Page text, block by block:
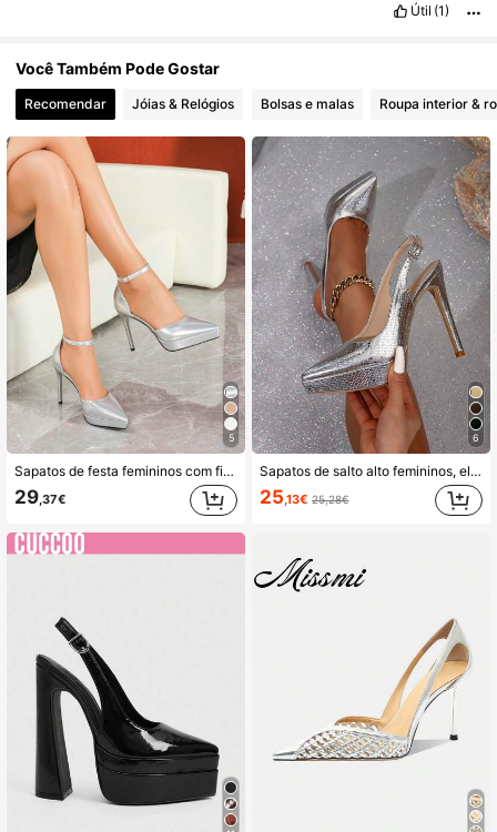
Útil (1)
Você Também Pode Gostar
Recomendar Jóias & Relógios Bolsas e malas Roupa interior &
5
Sapatos de festa femininos com fivela decorativa, estilo balada, salto plataforma.
29,37€
6
Sapatos de salto alto femininos, elegantes e sensuais, com plataforma e bico fino.
25,13€ 25,28€